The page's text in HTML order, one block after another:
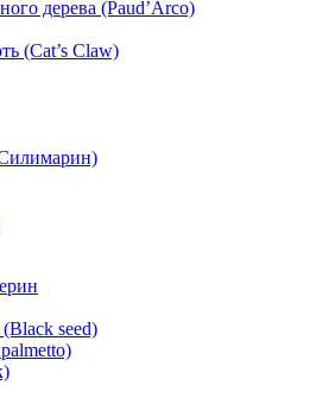
дерева (Paud’Arco)
(Cat’s Claw)
seed)